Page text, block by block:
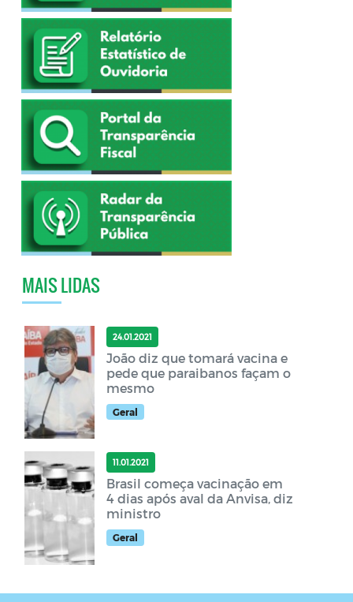
MAIS LIDAS
24.01.2021
João diz que tomará vacina e
pede que paraibanos façam o
mesmo
Geral
11.01.2021
Brasil começa vacinação em
4 dias após aval da Anvisa, diz
ministro
Geral